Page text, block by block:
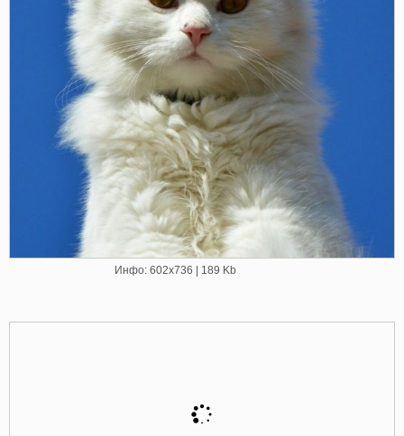
Инфо: 602х736 | 189 Kb